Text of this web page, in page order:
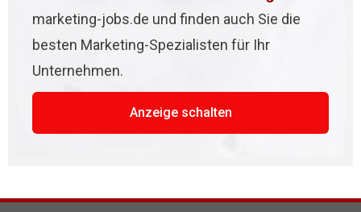
marketing-jobs.de und finden auch Sie die
besten Marketing-Spezialisten für Ihr
Unternehmen.
Anzeige schalten